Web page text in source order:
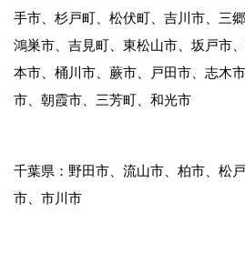
手市、杉戸町、松伏町、吉川市、三
鴻巣市、吉見町、東松山市、坂戸市
本市、桶川市、蕨市、戸田市、志木
市、朝霞市、三芳町、和光市
千葉県：野田市、流山市、柏市、松
市、市川市